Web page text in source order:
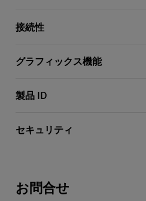
接続性
グラフィックス機能
製品 ID
セキュリティ
お問合せ